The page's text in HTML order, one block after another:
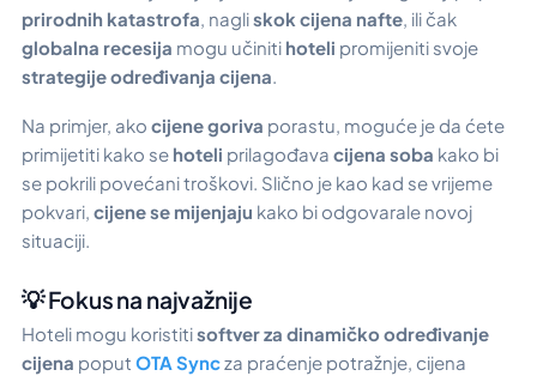
prirodnih katastrofa, nagliskok cijena nafte, ili čak
globalna recesija mogu učiniti hoteli promijeniti svoje
strategije određivanja cijena.
Na primjer, ako cijene goriva porastu, moguće je da ćete
primijetiti kako se hoteli prilagođava cijena soba kako bi
se pokrili povećani troškovi. Slično je kao kad se vrijeme
pokvari, cijene se mijenjaju kako bi odgovarale novoj
situaciji.
💡 Fokus na najvažnije
Hoteli mogu koristitisoftver za dinamičko određivanje
cijena poput OTA Syncza praćenje potražnje, cijena